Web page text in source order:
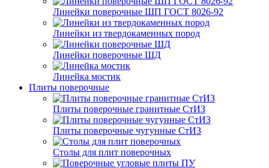
Линейки поверочные ШП ГОСТ 8026-92
Линейки из твердокаменных пород
Линейки поверочные ШД
Линейка мостик
Плиты поверочные
Плиты поверочные гранитные СтИЗ
Плиты поверочные чугунные СтИЗ
Столы для плит поверочных